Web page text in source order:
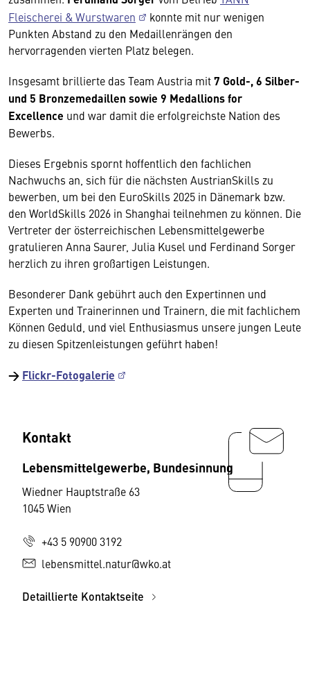
Fleischerei & Wurstwaren
konnte mit nur wenigen
Punkten Abstand zu den Medaillenrängen den
hervorragenden vierten Platz belegen.
Insgesamt brillierte das Team Austria mit7 Gold-, 6 Silber-
und 5 Bronzemedaillen sowie 9 Medallions for
Excellence und war damit die erfolgreichste Nation des
Bewerbs.
Dieses Ergebnis spornt hoffentlich den fachlichen
Nachwuchs an, sich für die nächsten AustrianSkills zu
bewerben, um bei den EuroSkills 2025 in Dänemark bzw.
den WorldSkills 2026 in Shanghai teilnehmen zu können. Die
Vertreter der österreichischen Lebensmittelgewerbe
gratulieren Anna Saurer, Julia Kusel und Ferdinand Sorger
herzlich zu ihren großartigen Leistungen.
Besonderer Dank gebührt auch den Expertinnen und
Experten und Trainerinnen und Trainern, die mit fachlichem
Können Geduld, und viel Enthusiasmus unsere jungen Leute
zu diesen Spitzenleistungen geführt haben!
→ Flickr-Fotogalerie
Kontakt
Lebensmittelgewerbe, Bundesinnung
Wiedner Hauptstraße 63
1045 Wien
+43 5 90900 3192
lebensmittel.natur@wko.at
Detaillierte Kontaktseite